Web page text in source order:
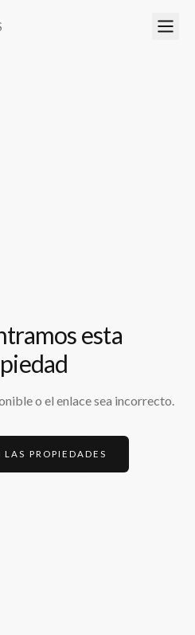
esta
o el enlace sea incorrecto.
LAS PROPIEDADES